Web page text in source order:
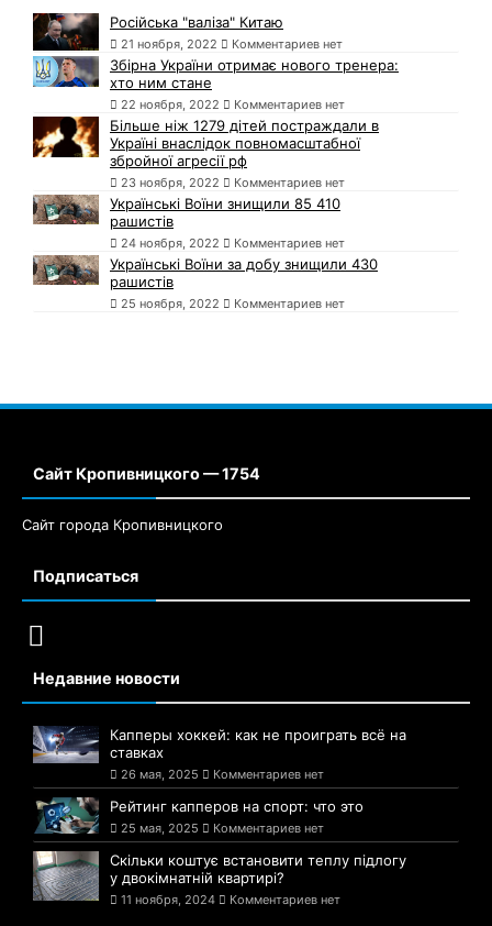
Російська "валіза" Китаю
21 ноября, 2022 Комментариев нет
Збірна України отримає нового тренера:
хто ним стане
22 ноября, 2022 Комментариев нет
Більше ніж 1279 дітей постраждали в
Україні внаслідок повномасштабної
збройної агресії рф
23 ноября, 2022 Комментариев нет
Українські Воїни знищили 85 410
рашистів
24 ноября, 2022 Комментариев нет
Українські Воїни за добу знищили 430
рашистів
25 ноября, 2022 Комментариев нет
Сайт Кропивницкого — 1754
Сайт города Кропивницкого
Подписаться
Недавние новости
Капперы хоккей: как не проиграть всё на
ставках
26 мая, 2025 Комментариев нет
Рейтинг капперов на спорт: что это
25 мая, 2025 Комментариев нет
Скільки коштує встановити теплу підлогу
у двокімнатній квартирі?
11 ноября, 2024 Комментариев нет